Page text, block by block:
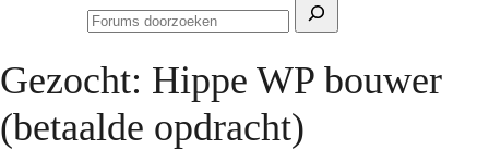
Zoeken
Forums
Gezocht: Hippe WP bouwer
(betaalde opdracht)